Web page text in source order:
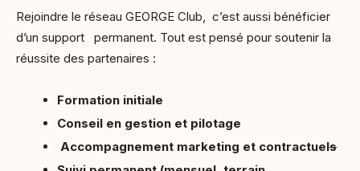
Rejoindre le réseau GEORGE Club, c’est aussi bénéficier
d’un support permanent. Tout est pensé pour soutenir la
réussite des partenaires :
Formation initiale
Conseil en gestion et pilotage
Accompagnement marketing et contractuels